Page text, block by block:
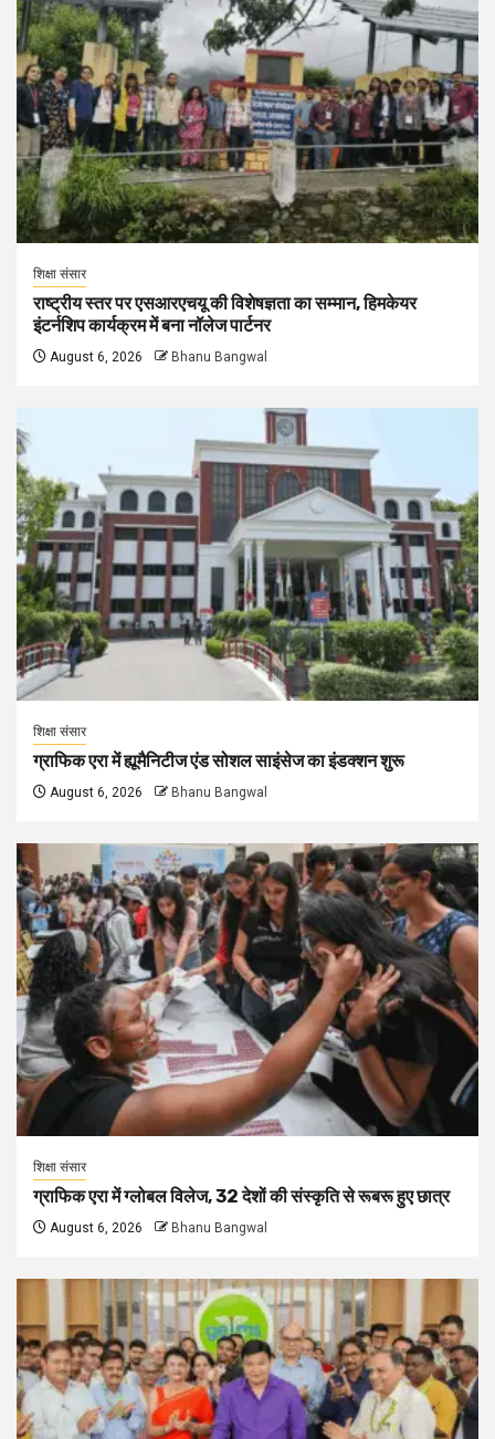
शिक्षा संसार
राष्ट्रीय स्तर पर एसआरएचयू की विशेषज्ञता का सम्मान, हिमकेयर
इंटर्नशिप कार्यक्रम में बना नॉलेज पार्टनर
August 6, 2026 Bhanu Bangwal
शिक्षा संसार
ग्राफिक एरा में ह्यूमैनिटीज एंड सोशल साइंसेज का इंडक्शन शुरू
August 6, 2026 Bhanu Bangwal
शिक्षा संसार
ग्राफिक एरा में ग्लोबल विलेज, 32 देशों की संस्कृति से रूबरू हुए छात्र
August 6, 2026 Bhanu Bangwal